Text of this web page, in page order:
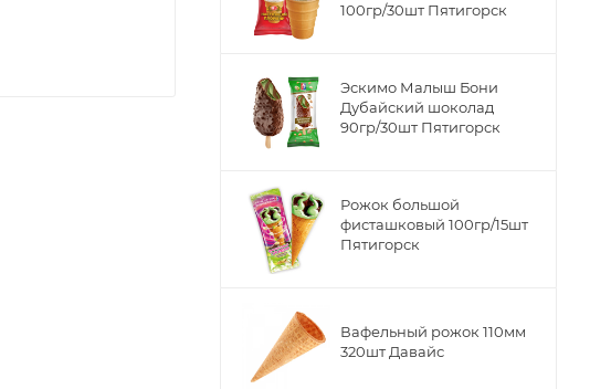
100гр/30шт Пятигорск
Эскимо Малыш Бони
Дубайский шоколад
90гр/30шт Пятигорск
Рожок большой
фисташковый 100гр/15шт
Пятигорск
Вафельный рожок 110мм
320шт Давайс